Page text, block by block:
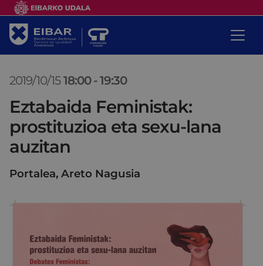
2019/10/15 18:00 -19:30
Eztabaida Feministak:
prostituzioa eta sexu-lana
auzitan
Portalea, Areto Nagusia